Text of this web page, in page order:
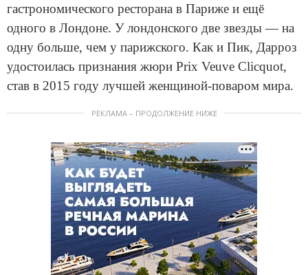
гастрономического ресторана в Париже и ещё
одного в Лондоне. У лондонского две звезды — на
одну больше, чем у парижского. Как и Пик, Дарроз
удостоилась признания жюри Prix Veuve Clicquot,
став в 2015 году лучшей женщиной-поваром мира.
РЕКЛАМА – ПРОДОЛЖЕНИЕ НИЖЕ